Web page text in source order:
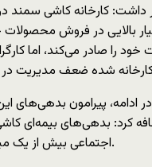
داشت: کارخانه کاشی سمند
بالایی در فروش محصولات
خود را صادر می‌کند، اما
ادامه، پیرامون بدهی‌های
کرد: بدهی‌های بیمه‌ای
اجتماعی بیش از یک میلیارد تومان است.